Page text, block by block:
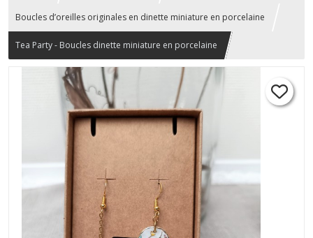
Boucles d’oreilles originales en dinette miniature en porcelaine
Tea Party - Boucles dinette miniature en porcelaine